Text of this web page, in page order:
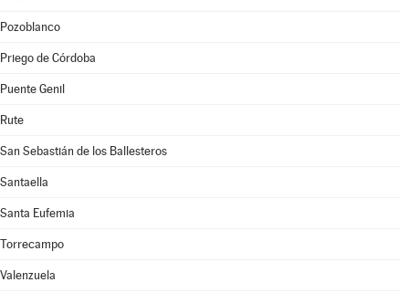
Pozoblanco
Priego de Córdoba
Puente Genil
Rute
San Sebastián de los Ballesteros
Santaella
Santa Eufemia
Torrecampo
Valenzuela